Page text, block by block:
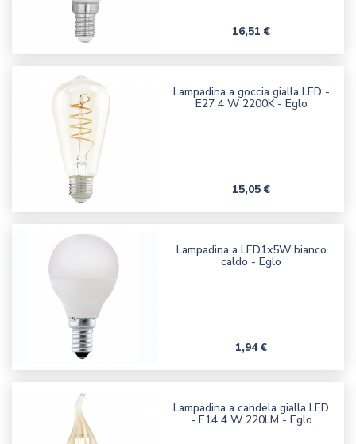
Prezzo
16,51 €
Lampadina a goccia gialla LED -
E27 4 W 2200K - Eglo
Prezzo
15,05 €
Lampadina a LED1x5W bianco
caldo - Eglo
Prezzo
1,94 €
Lampadina a candela gialla LED
- E14 4 W 220LM - Eglo